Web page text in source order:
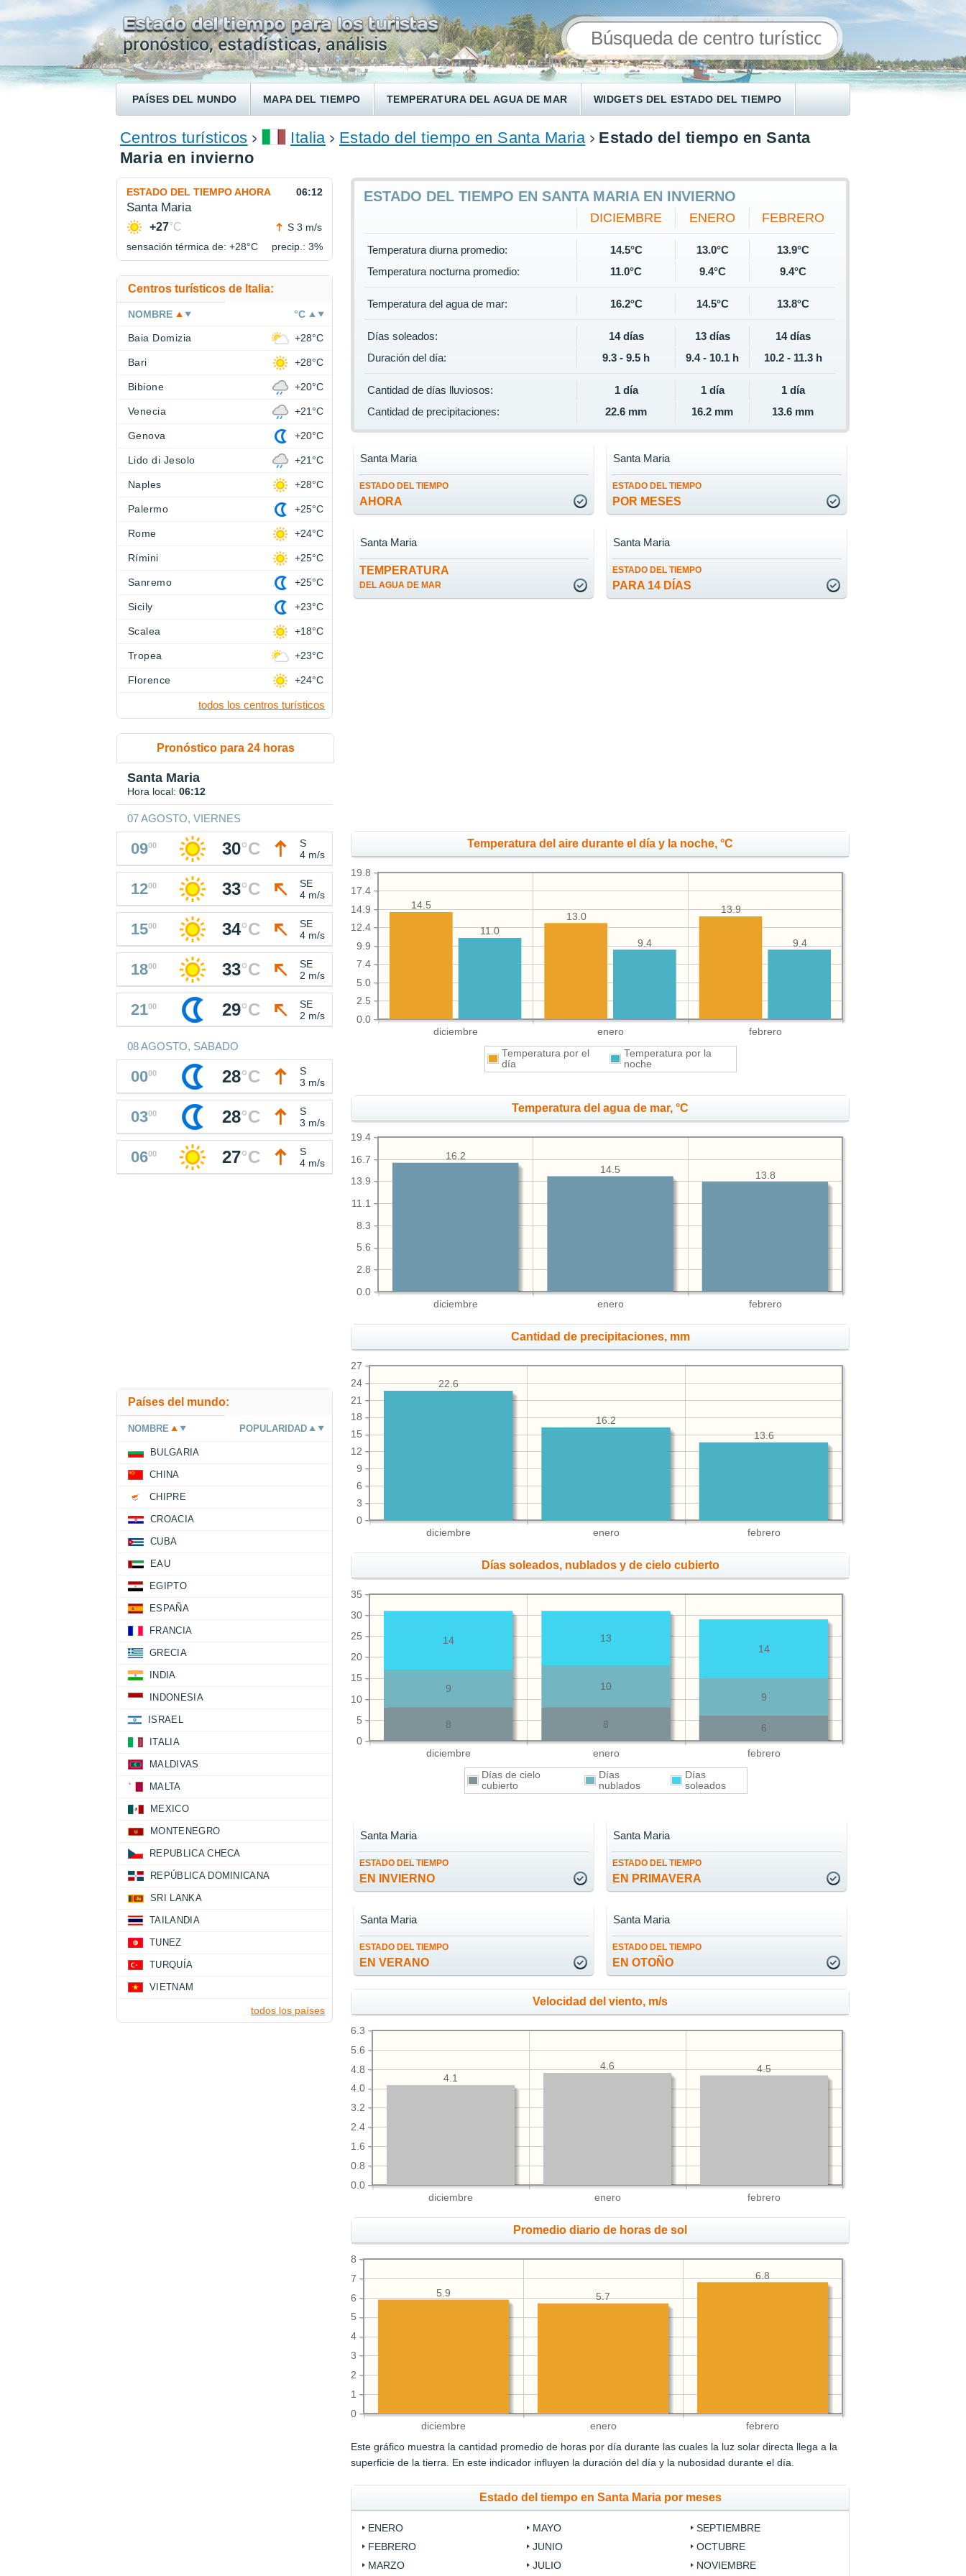
PAÍSES DEL MUNDO MAPA DEL TIEMPO TEMPERATURA DEL AGUA DE MAR WIDGETS DEL ESTADO DEL TIEMPO
ENCONTRAR UN HOTEL
Centros turísticos Italia Estado del tiempo en Santa Maria
Estado del tiempo en Santa
Maria en invierno
ESTADO DEL TIEMPO EN SANTA MARIA EN INVIERNO
DICIEMBRE ENERO FEBRERO
Temperatura diurna promedio: 14.5°C 13.0°C
13.9°C
Temperatura nocturna promedio:
11.0°C 9.4°C 9.4°C
Temperatura del agua de mar: 16.2°C 14.5°C 13.8°C
Días soleados: 14 días 13 días
14 días
Duración del día:
9.3 - 9.5 h 9.4 - 10.1 h 10.2 - 11.3 h
Cantidad de días lluviosos: 1 día 1 día
1 día
Cantidad de precipitaciones:
22.6 mm 16.2 mm 13.6 mm
ESTADO DEL TIEMPO
AHORA
Santa Maria
ESTADO DEL TIEMPO
POR MESES
Santa Maria
TEMPERATURA
DEL AGUA DE MAR
Santa Maria
ESTADO DEL TIEMPO
PARA 14 DÍAS
Santa Maria
Temperatura del aire durante el día y la noche, °C
diciembre enero febrero
0.0
2.5
5.0
7.4
9.9
12.4
14.9
17.4
19.8
13.9
13.0
14.5
9.4
9.4
11.0
Temperatura por el
día
Temperatura por la
noche
Temperatura del agua de mar, °C
diciembre enero febrero
0.0
2.8
5.6
8.3
11.1
13.9
16.7
19.4
13.8
14.5
16.2
Cantidad de precipitaciones, mm
diciembre enero febrero
0
3
6
9
12
15
18
21
24
27
13.6
16.2
22.6
Días soleados, nublados y de cielo cubierto
diciembre enero febrero
0
5
10
15
20
25
30
35
6
8
8
9
10
9
14
13
14
Días de cielo
cubierto
Días
nublados
Días
soleados
ESTADO DEL TIEMPO
EN INVIERNO
Santa Maria
ESTADO DEL TIEMPO
EN PRIMAVERA
Santa Maria
ESTADO DEL TIEMPO
EN VERANO
Santa Maria
ESTADO DEL TIEMPO
EN OTOÑO
Santa Maria
Velocidad del viento, m/s
diciembre enero febrero
0.0
0.8
1.6
2.4
3.2
4.0
4.8
5.6
6.3
4.5
4.6
4.1
Promedio diario de horas de sol
diciembre enero febrero
0
1
2
3
4
5
6
7
8
6.8
5.7
5.9
Este gráfico muestra la cantidad promedio de horas por día durante las cuales la luz solar directa llega a la
superficie de la tierra. En este indicador influyen la duración del día y la nubosidad durante el día.
Estado del tiempo en Santa Maria por meses
ENERO
FEBRERO
MARZO
MAYO
JUNIO
JULIO
SEPTIEMBRE
OCTUBRE
NOVIEMBRE
ESTADO DEL TIEMPO AHORA 06:12
Santa Maria
+27°C
S 3 m/s
sensación térmica de: +28°C precip.: 3%
Centros turísticos de Italia:
NOMBRE °C
Baia Domizia +28°C
Bari +28°C
Bibione +20°C
Venecia +21°C
Genova +20°C
Lido di Jesolo +21°C
Naples +28°C
Palermo +25°C
Rome +24°C
Rímini +25°C
Sanremo +25°C
Sicily +23°C
Scalea +18°C
Tropea +23°C
Florence +24°C
todos los centros turísticos
Pronóstico para 24 horas
Santa Maria
Hora local: 06:12
07 AGOSTO, VIERNES
0900 30°C
S
4 m/s
1200 33°C
SE
4 m/s
1500 34°C
SE
4 m/s
1800 33°C
SE
2 m/s
2100 29°C
SE
2 m/s
08 AGOSTO, SABADO
0000 28°C
S
3 m/s
0300 28°C
S
3 m/s
0600 27°C
S
4 m/s
Países del mundo:
NOMBRE POPULARIDAD
BULGARIA
CHINA
CHIPRE
CROACIA
CUBA
EAU
EGIPTO
ESPAÑA
FRANCIA
GRECIA
INDIA
INDONESIA
ISRAEL
ITALIA
MALDIVAS
MALTA
MEXICO
MONTENEGRO
REPUBLICA CHECA
REPÚBLICA DOMINICANA
SRI LANKA
TAILANDIA
TUNEZ
TURQUÍA
VIETNAM
todos los países